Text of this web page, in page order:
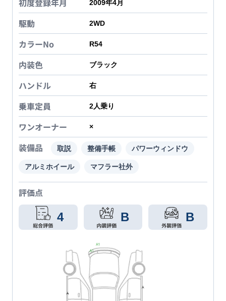
初度登録年月 2009年4月
駆動 2WD
カラーNo R54
内装色 ブラック
ハンドル 右
乗車定員 2人乗り
ワンオーナー ×
装備品 取説 整備手帳 パワーウィンドウ
アルミホイール マフラー社外
評価点
4 B B